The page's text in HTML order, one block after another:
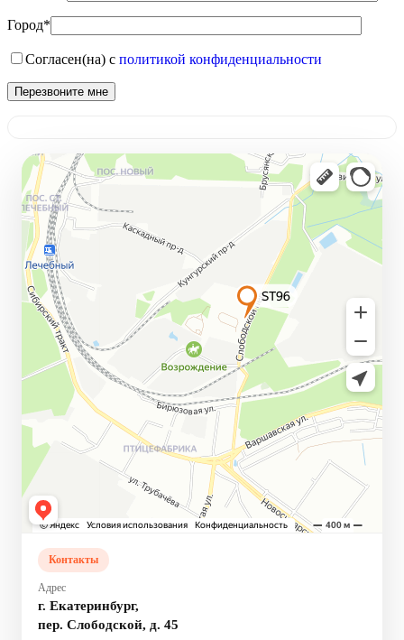
Город*
Согласен(на) с политикой конфиденциальности
Контакты
Адрес
г. Екатеринбург,
пер. Слободской, д. 45